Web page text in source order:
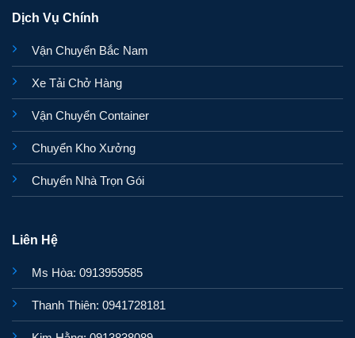
Dịch Vụ Chính
Vận Chuyển Bắc Nam
Xe Tải Chở Hàng
Vận Chuyển Container
Chuyển Kho Xưởng
Chuyển Nhà Trọn Gói
Liên Hệ
Ms Hòa: 0913959585
Thanh Thiên: 0941728181